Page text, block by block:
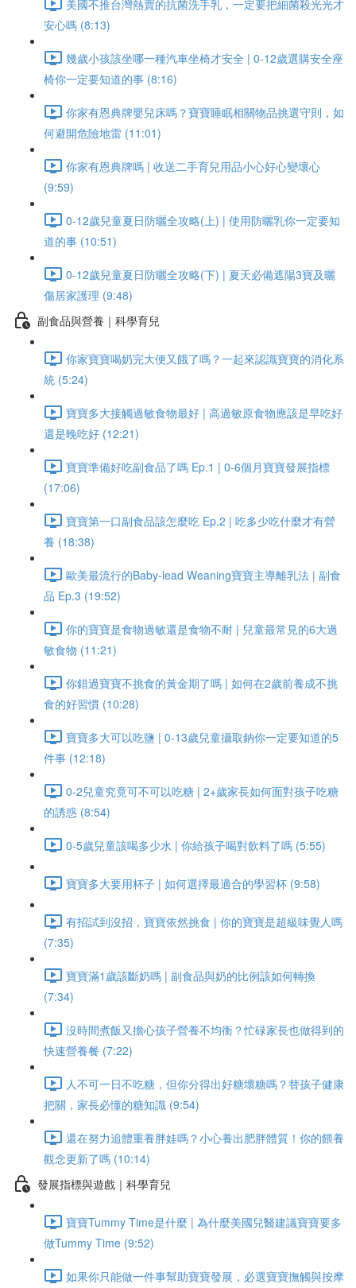
美國不推台灣熱賣的抗菌洗手乳，一定要把細菌殺光光才
安心嗎 (8:13)
幾歲小孩該坐哪一種汽車坐椅才安全 | 0-12歲選購安全座
椅你一定要知道的事 (8:16)
你家有恩典牌嬰兒床嗎？寶寶睡眠相關物品挑選守則，如
何避開危險地雷 (11:01)
你家有恩典牌嗎 | 收送二手育兒用品小心好心變壞心
(9:59)
0-12歲兒童夏日防曬全攻略(上) | 使用防曬乳你一定要知
道的事 (10:51)
0-12歲兒童夏日防曬全攻略(下) | 夏天必備遮陽3寶及曬
傷居家護理 (9:48)
副食品與營養｜科學育兒
你家寶寶喝奶完大便又餓了嗎？一起來認識寶寶的消化系
統 (5:24)
寶寶多大接觸過敏食物最好 | 高過敏原食物應該是早吃好
還是晚吃好 (12:21)
寶寶準備好吃副食品了嗎 Ep.1 | 0-6個月寶寶發展指標
(17:06)
寶寶第一口副食品該怎麼吃 Ep.2 | 吃多少吃什麼才有營
養 (18:38)
歐美最流行的Baby-lead Weaning寶寶主導離乳法 | 副食
品 Ep.3 (19:52)
你的寶寶是食物過敏還是食物不耐 | 兒童最常見的6大過
敏食物 (11:21)
你錯過寶寶不挑食的黃金期了嗎 | 如何在2歲前養成不挑
食的好習慣 (10:28)
寶寶多大可以吃鹽 | 0-13歲兒童攝取鈉你一定要知道的5
件事 (12:18)
0-2兒童究竟可不可以吃糖 | 2+歲家長如何面對孩子吃糖
的誘惑 (8:54)
0-5歲兒童該喝多少水 | 你給孩子喝對飲料了嗎 (5:55)
寶寶多大要用杯子 | 如何選擇最適合的學習杯 (9:58)
有招試到沒招，寶寶依然挑食 | 你的寶寶是超級味覺人嗎
(7:35)
寶寶滿1歲該斷奶嗎 | 副食品與奶的比例該如何轉換
(7:34)
沒時間煮飯又擔心孩子營養不均衡？忙碌家長也做得到的
快速營養餐 (7:22)
人不可一日不吃糖，但你分得出好糖壞糖嗎？替孩子健康
把關，家長必懂的糖知識 (9:54)
還在努力追體重養胖娃嗎？小心養出肥胖體質！你的餵養
觀念更新了嗎 (10:14)
發展指標與遊戲｜科學育兒
寶寶Tummy Time是什麼 | 為什麼美國兒醫建議寶寶要多
做Tummy Time (9:52)
如果你只能做一件事幫助寶寶發展，必選寶寶撫觸與按摩